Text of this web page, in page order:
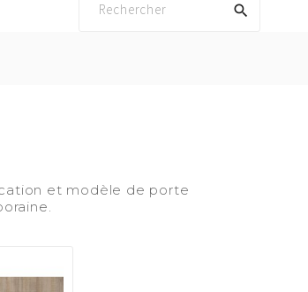

et modèle de porte